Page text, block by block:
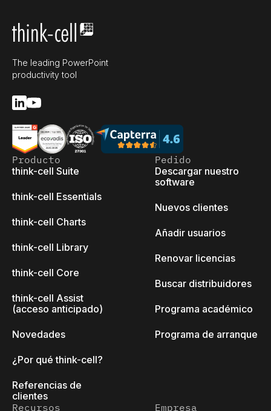
The leading PowerPoint
productivity tool
Producto
think-cell Suite
think-cell Essentials
think-cell Charts
think-cell Library
think-cell Core
think-cell Assist
(acceso anticipado)
Novedades
¿Por qué think-cell?
Referencias de
clientes
Pedido
Descargar nuestro
software
Nuevos clientes
Añadir usuarios
Renovar licencias
Buscar distribuidores
Programa académico
Programa de arranque
Recursos Empresa